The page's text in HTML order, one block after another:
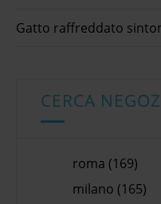
Gatto raffreddato
CERCA
roma (169)
milano (165)